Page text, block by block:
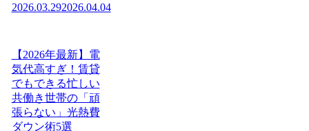
2026.03.292026.04.04
【2026年最新】電
気代高すぎ！賃貸
でもできる忙しい
共働き世帯の「頑
張らない」光熱費
ダウン術5選